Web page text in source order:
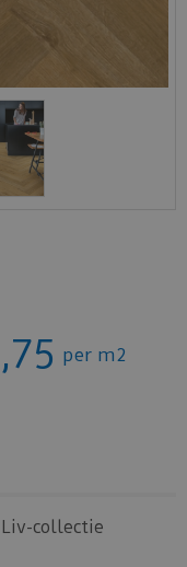
,75 per m2
collectie